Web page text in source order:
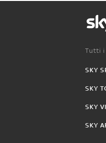
Tutti i
SKY
SKY
SKY
SKY